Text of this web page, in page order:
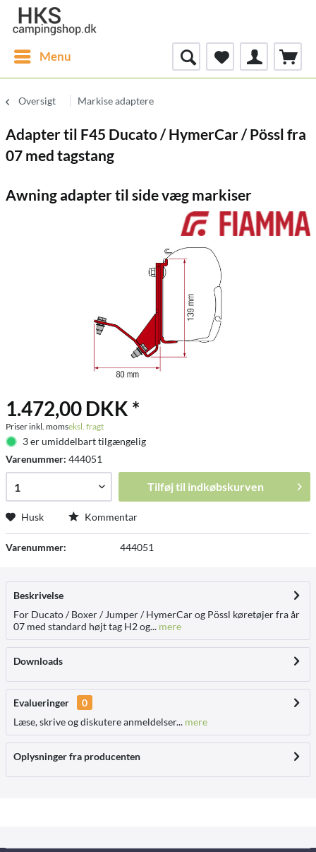
Menu
Oversigt Markise adaptere
Adapter til F45 Ducato / HymerCar / Pössl fra
07 med tagstang
Awning adapter til side væg markiser
1.472,00 DKK *
Priser inkl. momseksl. fragt
3 er umiddelbart tilgængelig
Varenummer: 444051
Tilføj til indkøbskurven
Husk Kommentar
Varenummer: 444051
Beskrivelse
For Ducato / Boxer / Jumper / HymerCar og Pössl køretøjer fra år
07 med standard højt tag H2 og... mere
Downloads
Evalueringer
0
Læse, skrive og diskutere anmeldelser... mere
Oplysninger fra producenten